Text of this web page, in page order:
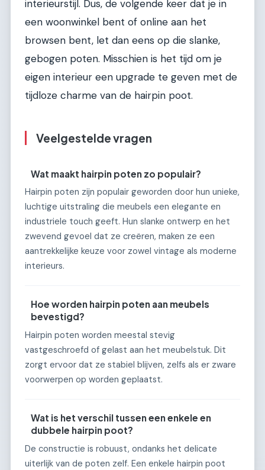
interieurstijl. Dus, de volgende keer dat je in
een woonwinkel bent of online aan het
browsen bent, let dan eens op die slanke,
gebogen poten. Misschien is het tijd om je
eigen interieur een upgrade te geven met de
tijdloze charme van de hairpin poot.
Veelgestelde vragen
Wat maakt hairpin poten zo populair?
Hairpin poten zijn populair geworden door hun unieke,
luchtige uitstraling die meubels een elegante en
industriele touch geeft. Hun slanke ontwerp en het
zwevend gevoel dat ze creëren, maken ze een
aantrekkelijke keuze voor zowel vintage als moderne
interieurs.
Hoe worden hairpin poten aan meubels
bevestigd?
Hairpin poten worden meestal stevig
vastgeschroefd of gelast aan het meubelstuk. Dit
zorgt ervoor dat ze stabiel blijven, zelfs als er zware
voorwerpen op worden geplaatst.
Wat is het verschil tussen een enkele en
dubbele hairpin poot?
De constructie is robuust, ondanks het delicate
uiterlijk van de poten zelf. Een enkele hairpin poot